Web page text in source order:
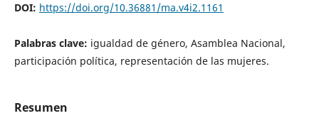
DOI: https://doi.org/10.36881/ma.v4i2.1161
Palabras clave: igualdad de género, Asamblea Nacional,
participación política, representación de las mujeres.
Resumen